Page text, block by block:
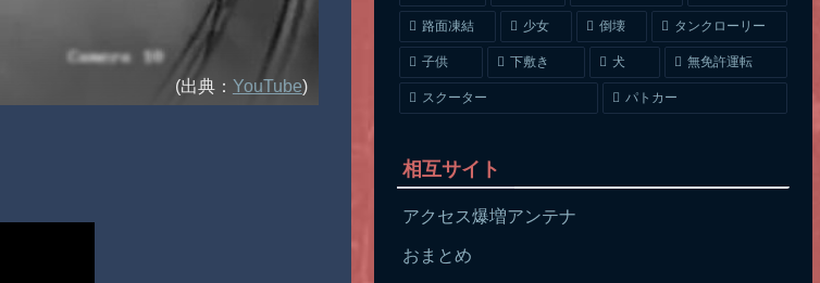
(出典： YouTube)
路面凍結 少女 倒壊 タンクローリー
子供 下敷き 犬 無免許運転
スクーター パトカー
相互サイト
アクセス爆増アンテナ
おまとめ